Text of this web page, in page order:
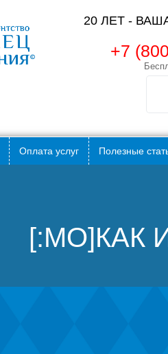
20 ЛЕТ -
+7
Оплата услуг Полезные
[:MO]КАК